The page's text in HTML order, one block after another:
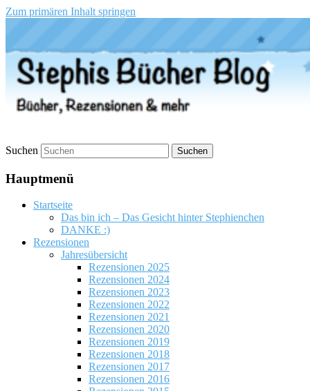
Zum primären Inhalt springen
Stephis Bücher Blog
Suchen
Hauptmenü
Startseite
Das bin ich – Das Gesicht hinter Stephienchen
DANKE :)
Rezensionen
Jahresübersicht
Rezensionen 2025
Rezensionen 2024
Rezensionen 2023
Rezensionen 2022
Rezensionen 2021
Rezensionen 2020
Rezensionen 2019
Rezensionen 2018
Rezensionen 2017
Rezensionen 2016